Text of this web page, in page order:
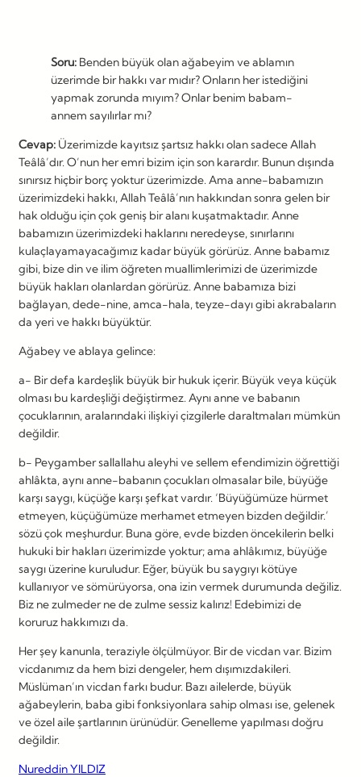
Soru: Benden büyük olan ağabeyim ve ablamın
üzerimde bir hakkı var mıdır? Onların her istediğini
yapmak zorunda mıyım? Onlar benim babam-
annem sayılırlar mı?
Cevap: Üzerimizde kayıtsız şartsız hakkı olan sadece Allah
Teâlâ’dır. O’nun her emri bizim için son karardır. Bunun dışında
sınırsız hiçbir borç yoktur üzerimizde. Ama anne-babamızın
üzerimizdeki hakkı, Allah Teâlâ’nın hakkından sonra gelen bir
hak olduğu için çok geniş bir alanı kuşatmaktadır. Anne
babamızın üzerimizdeki haklarını neredeyse, sınırlarını
kulaçlayamayacağımız kadar büyük görürüz. Anne babamız
gibi, bize din ve ilim öğreten muallimlerimizi de üzerimizde
büyük hakları olanlardan görürüz. Anne babamıza bizi
bağlayan, dede-nine, amca-hala, teyze-dayı gibi akrabaların
da yeri ve hakkı büyüktür.
Ağabey ve ablaya gelince:
a- Bir defa kardeşlik büyük bir hukuk içerir. Büyük veya küçük
olması bu kardeşliği değiştirmez. Aynı anne ve babanın
çocuklarının, aralarındaki ilişkiyi çizgilerle daraltmaları mümkün
değildir.
b- Peygamber sallallahu aleyhi ve sellem efendimizin öğrettiği
ahlâkta, aynı anne-babanın çocukları olmasalar bile, büyüğe
karşı saygı, küçüğe karşı şefkat vardır. ‘Büyüğümüze hürmet
etmeyen, küçüğümüze merhamet etmeyen bizden değildir.’
sözü çok meşhurdur. Buna göre, evde bizden öncekilerin belki
hukuki bir hakları üzerimizde yoktur; ama ahlâkımız, büyüğe
saygı üzerine kuruludur. Eğer, büyük bu saygıyı kötüye
kullanıyor ve sömürüyorsa, ona izin vermek durumunda değiliz.
Biz ne zulmeder ne de zulme sessiz kalırız! Edebimizi de
koruruz hakkımızı da.
Her şey kanunla, teraziyle ölçülmüyor. Bir de vicdan var. Bizim
vicdanımız da hem bizi dengeler, hem dışımızdakileri.
Müslüman’ın vicdan farkı budur. Bazı ailelerde, büyük
ağabeylerin, baba gibi fonksiyonlara sahip olması ise, gelenek
ve özel aile şartlarının ürünüdür. Genelleme yapılması doğru
değildir.
Nureddin YILDIZ